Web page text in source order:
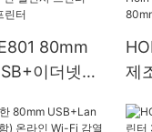
80mm
이더넷
템 프린터
제
터